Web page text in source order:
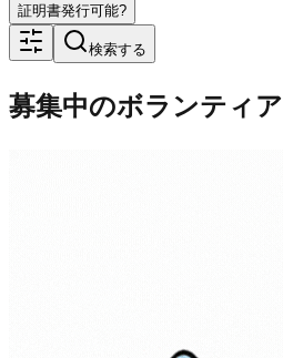
証明書発行可能?
検索する
募集中のボランティア